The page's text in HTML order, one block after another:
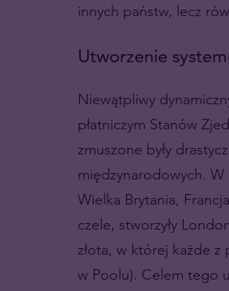
innych państw, lecz
Utworzenie
Niewątpliwy
płatniczym Stanów
zmuszone były
międzynarodowych.
Wielka Brytania,
czele, stworzyły
złota, w której każde z
w Poolu). Celem tego